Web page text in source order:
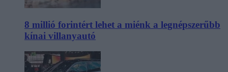
8 millió forintért lehet a miénk a legnépszerűbb
kínai villanyautó